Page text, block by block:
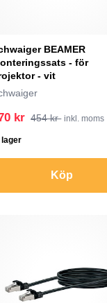
BEAMER
- för
- vit
kr 454 kr inkl. moms
lager
Köp